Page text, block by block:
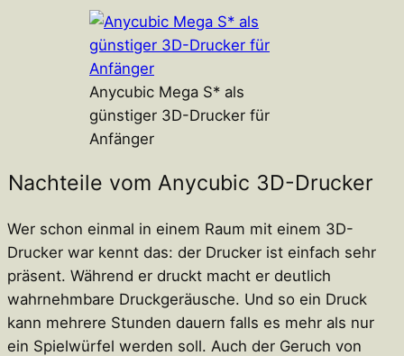
Anycubic Mega S* als
günstiger 3D-Drucker für
Anfänger
Nachteile vom Anycubic 3D-Drucker
Wer schon einmal in einem Raum mit einem 3D-
Drucker war kennt das: der Drucker ist einfach sehr
präsent. Während er druckt macht er deutlich
wahrnehmbare Druckgeräusche. Und so ein Druck
kann mehrere Stunden dauern falls es mehr als nur
ein Spielwürfel werden soll. Auch der Geruch von